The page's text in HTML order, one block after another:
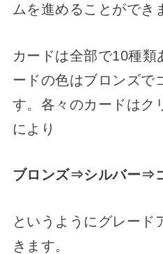
ムを進めることができ
カードは全部で10種類
ードの色はブロンズで
す。各々のカードはク
により
ブロンズ⇒シルバー⇒
というようにグレード
きます。